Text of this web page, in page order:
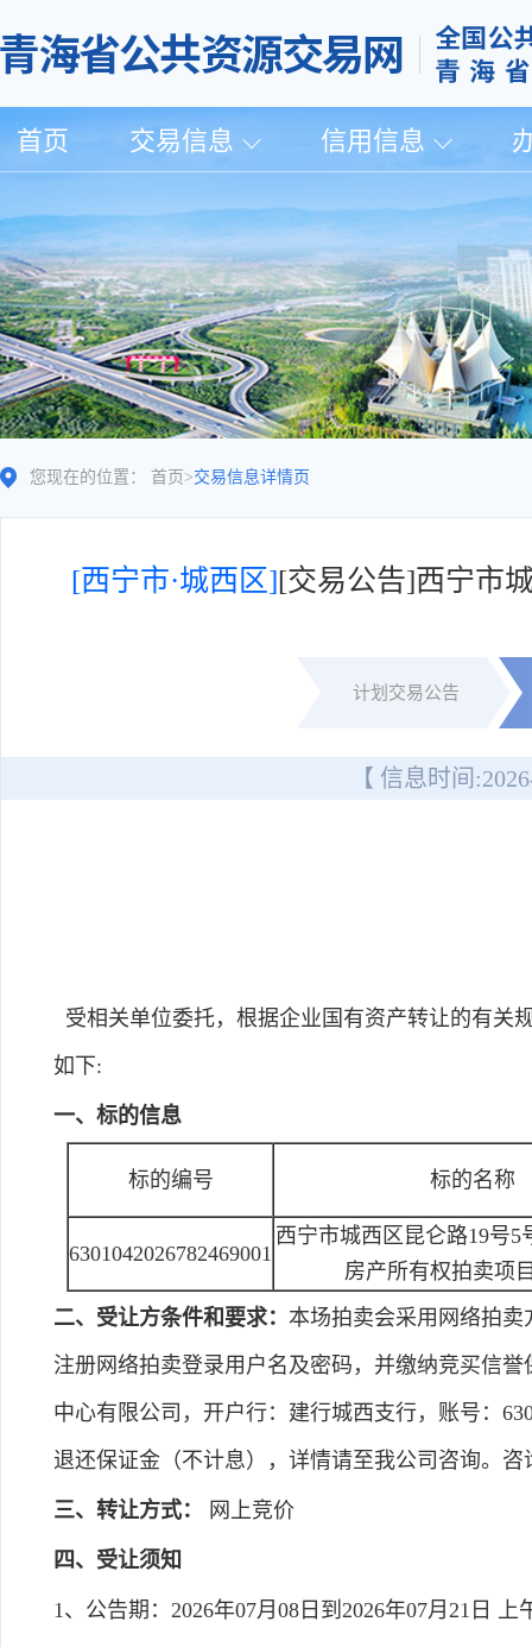
首页 交易信息 信用信息
您现在的位置： 首页 >交易信息详情页
[西宁市·城西区][交易公告]西宁市
计划交易公告
【 信息时间:
受相关单位委托，根据企业国有资产转让的有关
如下:
一、标的信息
标的编号 标的名称
6301042026782469001
西宁市城西区昆仑路19号5
房产所有权拍卖项
二、受让方条件和要求： 本场拍卖会采用网络拍
注册网络拍卖登录用户名及密码，并缴纳竞买信
中心有限公司，开户行：建行城西支行，账号：
退还保证金（不计息），详情请至我公司咨询。咨
三、转让方式： 网上竞价
四、受让须知
1、公告期：2026年07月08日到2026年07月21日 上